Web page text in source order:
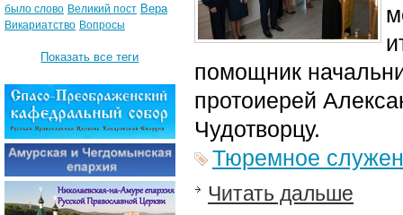
помощник
протоиерей
Чудотворцу.
Тюремное
Читать дальше
было слово Великий пост Вера
Викариатство Вопросы
Показать все теги